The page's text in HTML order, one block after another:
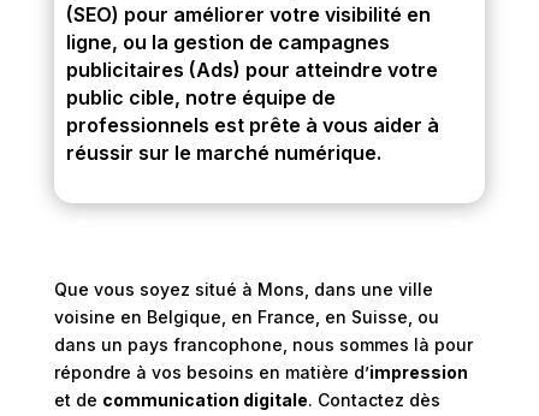
(SEO) pour améliorer votre visibilité en
ligne, ou la gestion de campagnes
publicitaires (Ads) pour atteindre votre
public cible, notre équipe de
professionnels est prête à vous aider à
réussir sur le marché numérique.
Que vous soyez situé à Mons, dans une ville
voisine en Belgique, en France, en Suisse, ou
dans un pays francophone, nous sommes là pour
répondre à vos besoins en matière d’impression
et de communication digitale. Contactez dès